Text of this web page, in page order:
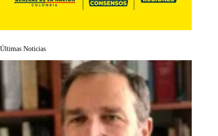
Últimas Noticias